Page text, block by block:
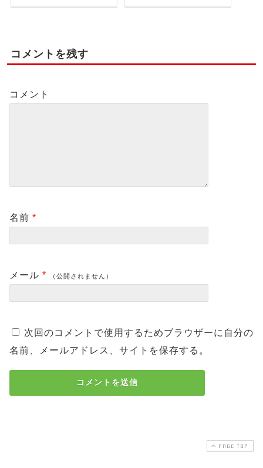
コメントを残す
コメント
名前 *
メール * （公開されません）
次回のコメントで使用するためブラウザーに自分の
名前、メールアドレス、サイトを保存する。
PAGE TOP